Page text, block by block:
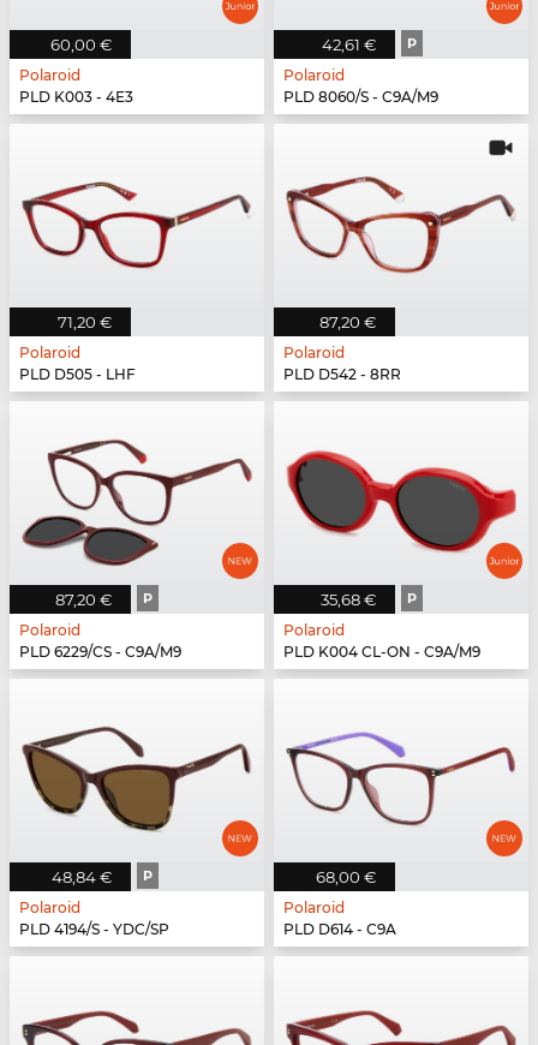
60,00 €
Polaroid
PLD K003 - 4E3
42,61 € P
Polaroid
PLD 8060/S - C9A/M9
71,20 €
Polaroid
PLD D505 - LHF
87,20 €
Polaroid
PLD D542 - 8RR
87,20 € P
Polaroid
PLD 6229/CS - C9A/M9
35,68 € P
Polaroid
PLD K004 CL-ON - C9A/M9
48,84 € P
Polaroid
PLD 4194/S - YDC/SP
68,00 €
Polaroid
PLD D614 - C9A